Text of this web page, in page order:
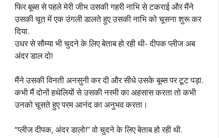
फिर बूब्स से पहले मेरी जीभ उसकी गहरी नाभि से टकराई और मैंने
उसकी चूत में एक उंगली डालते हुए उसकी नाभि को चूसना शुरू कर
दिया.
उधर से सौम्या भी चुदने के लिए बेताब हो रही थी- दीपक प्लीज अब
अंदर डाल दो!
मैंने उसकी विनती अनसुनी कर दी और सीधे उसके बूब्स पर टूट पड़ा.
कभी मैं दोनों हथेलियों से उसकी नरमी का अहसास करता तो कभी
उनको चूसते हुए परम आनंद का अनुभव करता।
“प्लीज दीपक, अंदर डालो!” वो चुदने के लिए बेताब हो रही थी.